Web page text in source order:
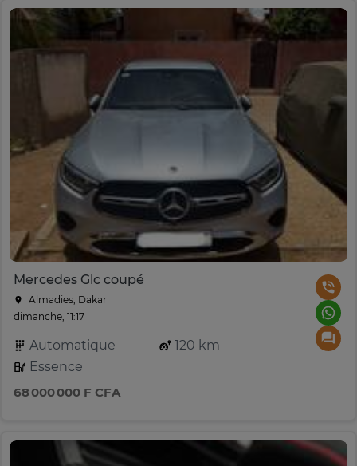
Mercedes Glc coupé
Almadies, Dakar
dimanche, 11:17
Automatique
120 km
Essence
68 000 000 F CFA